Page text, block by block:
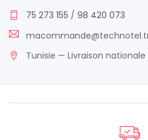
75 273 155 / 98 420 073
Tunisie — Livraison nationale